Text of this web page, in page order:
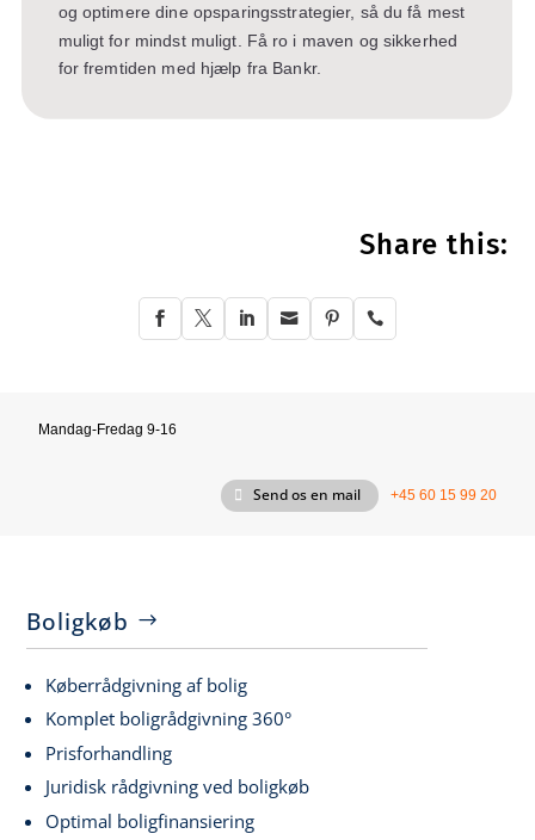
og optimere dine opsparingsstrategier, så du få mest
muligt for mindst muligt. Få ro i maven og sikkerhed
for fremtiden med hjælp fra Bankr.
Share this:
     
Mandag-Fredag 9-16
Send os en mail +45 60 15 99 20
Boligkøb
Køberrådgivning af bolig
Komplet boligrådgivning 360°
Prisforhandling
Juridisk rådgivning ved boligkøb
Optimal boligfinansiering